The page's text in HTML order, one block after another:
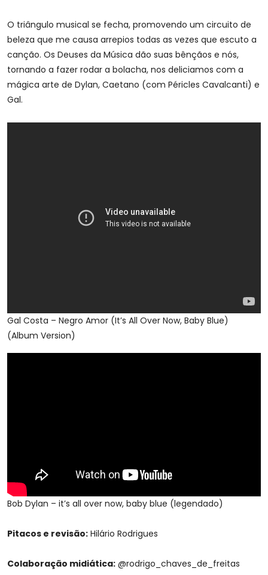
O triângulo musical se fecha, promovendo um circuito de
beleza que me causa arrepios todas as vezes que escuto a
canção. Os Deuses da Música dão suas bênçãos e nós,
tornando a fazer rodar a bolacha, nos deliciamos com a
mágica arte de Dylan, Caetano (com Péricles Cavalcanti) e
Gal.
Gal Costa – Negro Amor (It’s All Over Now, Baby Blue)
(Album Version)
Bob Dylan – it’s all over now, baby blue (legendado)
Pitacos e revisão: Hilário Rodrigues
Colaboração midiática: @rodrigo_chaves_de_freitas